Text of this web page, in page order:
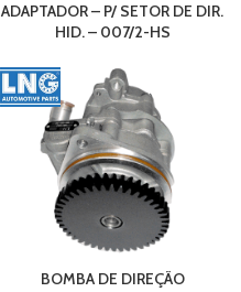
ADAPTADOR – P/ SETOR DE DIR.
HID. – 007/2-HS
BOMBA DE DIREÇÃO